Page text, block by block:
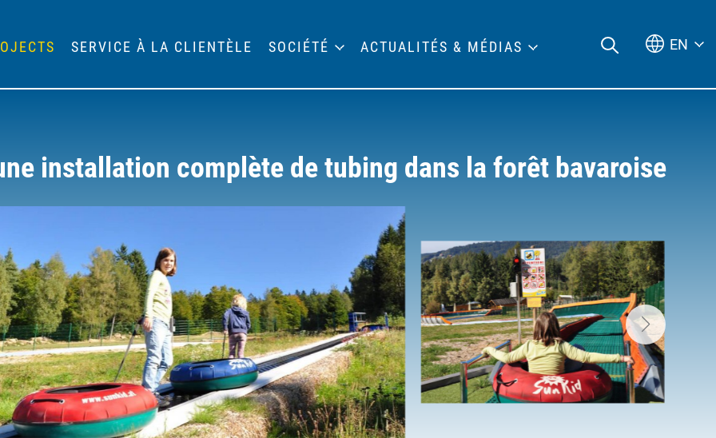
installation complète de tubing dans la forêt bavaroise
SERVICE À LA CLIENTÈLE SOCIÉTÉ ACTUALITÉS & MÉDIAS EN